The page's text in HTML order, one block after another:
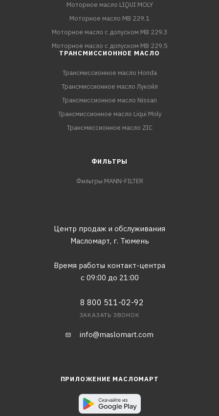
Моторное масло LIQUI MOLY
Моторное масло MB 229.1
Моторное масло с допуском MB 229.3
Моторное масло с допуском MB 229.5
ТРАНСМИССИОННОЕ МАСЛО
Трансмиссионное масло Honda
Трансмиссионное масло Лукойл
Трансмиссионное масло Nissan
Трансмиссионное масло Liqui Moly
Трансмиссионное масло ZIC
ФИЛЬТРЫ
Фильтры MANN-FILTER
Центр продаж и обслуживания
Масломарт, г. Тюмень
Время работы контакт-центра
с 09:00 до 21:00
8 800 511-02-92
ЗАКАЗАТЬ ЗВОНОК
info@maslomart.com
ПРИЛОЖЕНИЕ МАСЛОМАРТ